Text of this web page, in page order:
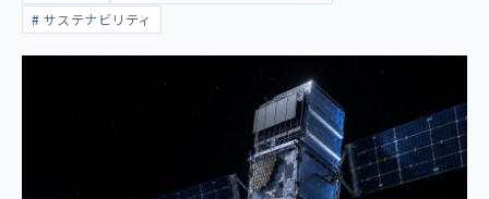
サステナビリティ